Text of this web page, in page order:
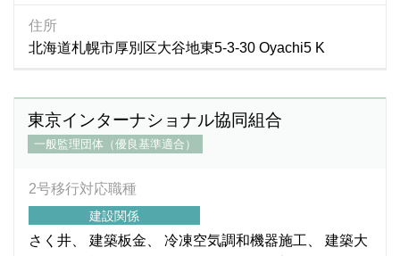
住所
北海道札幌市厚別区大谷地東5-3-30 Oyachi5 K
東京インターナショナル協同組合
一般監理団体（優良基準適合）
2号移行対応職種
建設関係
さく井 建築板金 冷凍空気調和機器施工
建築大